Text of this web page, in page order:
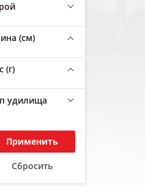
(см)
(г)
удилища
Применить
Сбросить